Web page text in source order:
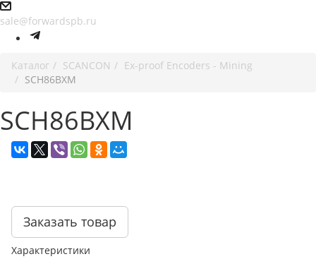
sale@forwardspb.ru
Каталог SCANCON
Ex-proof Encoders - Mining
SCH86BXM
SCH86BXM
Заказать товар
Характеристики